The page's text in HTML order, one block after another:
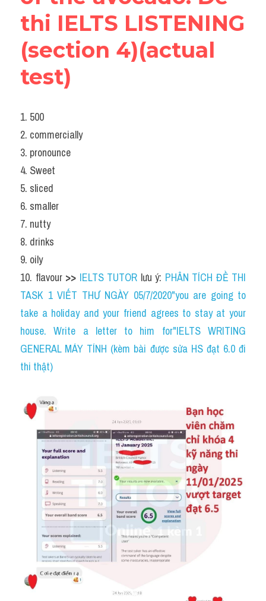
thi IELTS LISTENING
(section 4)(actual
test)
1. 500
2. commercially
3. pronounce
4. Sweet
5. sliced
6. smaller
7. nutty
8. drinks
9. oily
10. flavour >> IELTS TUTOR lưu ý: PHÂN TÍCH ĐỀ THI
TASK 1 VIẾT THƯ NGÀY 05/7/2020"you are going to
take a holiday and your friend agrees to stay at your
house. Write a letter to him for"IELTS WRITING
GENERAL MÁY TÍNH (kèm bài được sửa HS đạt 6.0 đi
thi thật)